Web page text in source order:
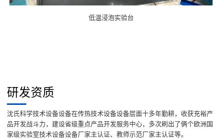
低温浸泡实验台
研发资质
沈氏科学技术设备设备在传热技术设备设备层面十多年勤耕，收获充裕产
品开发战斗力，建设省级重点产品开发服务中心，多次刷出了俩个欧洲国
家级实验室技术设备设备厂家主认证、教师示范厂家主认证等。